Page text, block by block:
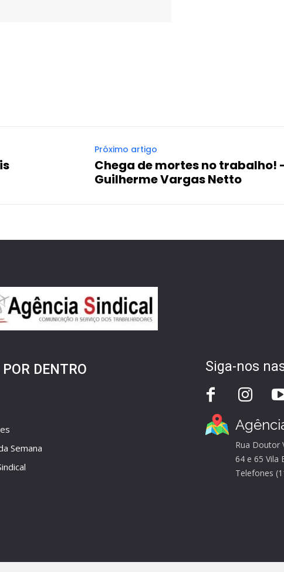
Próximo artigo
Chega de mortes no trabalho!
Guilherme Vargas Netto
POR DENTRO
Semana
Siga-nos
Rua Doutor
64 e 65 Vila
Telefones